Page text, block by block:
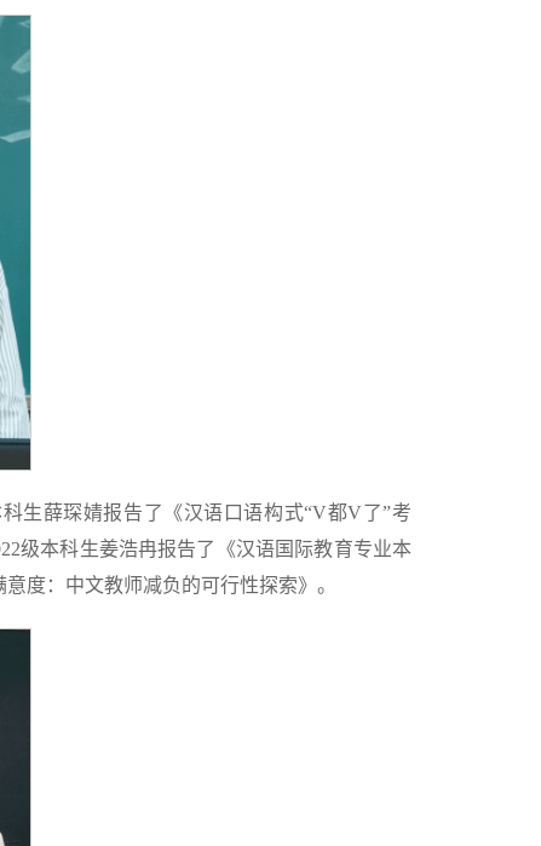
生薛琛婧报告了《汉语口语构式“V都V了”考
级本科生姜浩冉报告了《汉语国际教育专业本
度：中文教师减负的可行性探索》。